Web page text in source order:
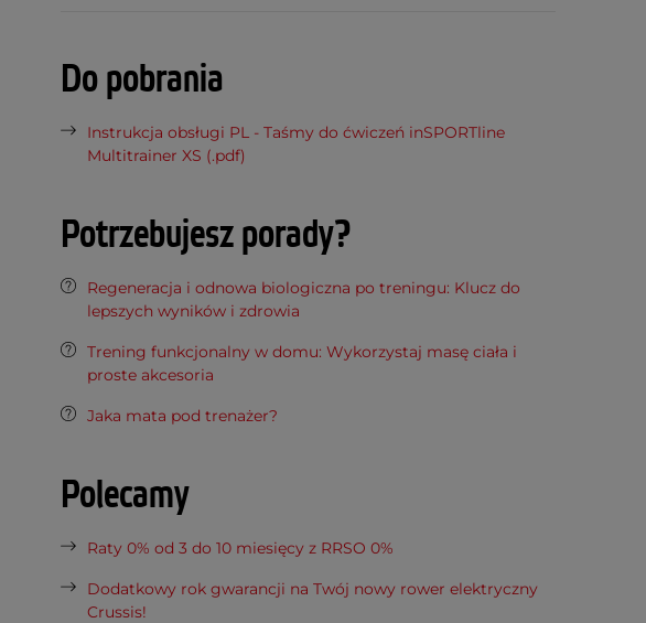
Do pobrania
Instrukcja obsługi PL - Taśmy do ćwiczeń inSPORTline
Multitrainer XS (.pdf)
Potrzebujesz porady?
Regeneracja i odnowa biologiczna po treningu: Klucz do
lepszych wyników i zdrowia
Trening funkcjonalny w domu: Wykorzystaj masę ciała i
proste akcesoria
Jaka mata pod trenażer?
Polecamy
Raty 0% od 3 do 10 miesięcy z RRSO 0%
Dodatkowy rok gwarancji na Twój nowy rower elektryczny
Crussis!